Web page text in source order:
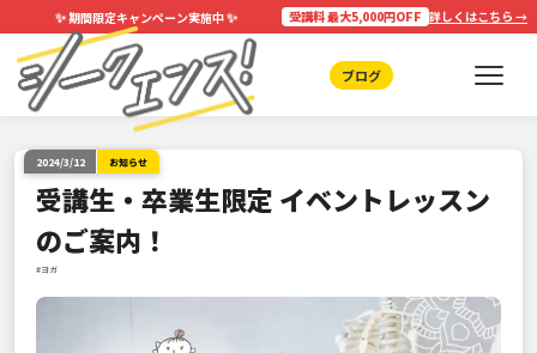
✨期間限定キャンペーン実施中✨ 受講料 最大5,000円OFF 詳しくはこちら →
ブログ
2024/3/12 お知らせ
受講生・卒業生限定 イベントレッスン
のご案内！
#ヨガ